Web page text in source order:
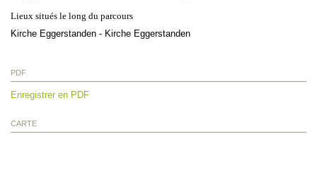
Lieux situés le long du parcours
Kirche Eggerstanden - Kirche Eggerstanden
PDF
Enregistrer en PDF
CARTE